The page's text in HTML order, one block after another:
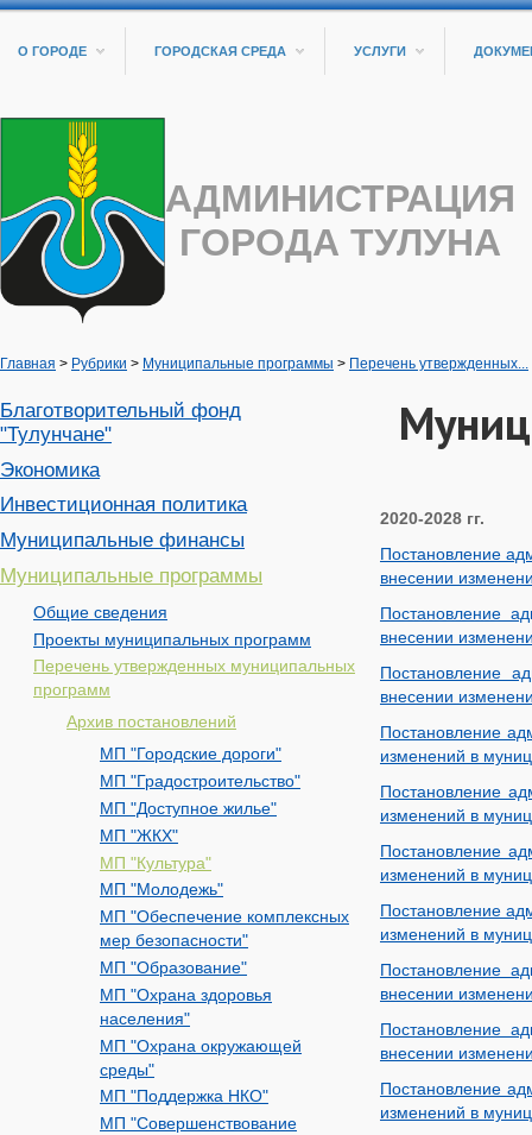
О ГОРОДЕ ГОРОДСКАЯ СРЕДА УСЛУГИ
АДМИНИСТРАЦИЯ
ГОРОДА ТУЛУНА
Главная > Рубрики > Муниципальные программы > Перечень утвержденных...
Благотворительный фонд
"Тулунчане"
Экономика
Инвестиционная политика
Муниципальные финансы
Муниципальные программы
Общие сведения
Проекты муниципальных программ
Перечень утвержденных муниципальных
программ
Архив постановлений
МП "Городские дороги"
МП "Градостроительство"
МП "Доступное жилье"
МП "ЖКХ"
МП "Культура"
МП "Молодежь"
МП "Обеспечение комплексных
мер безопасности"
МП "Образование"
МП "Охрана здоровья
населения"
МП "Охрана окружающей
среды"
МП "Поддержка НКО"
МП "Совершенствование
2020-2028 гг.
Постановление
внесении
Постановление
внесении
Постановление
внесении
Постановление
изменений в
Постановление
изменений в
Постановление
изменений в
Постановление
изменений в
Постановление
внесении
Постановление
внесении
Постановление
изменений в